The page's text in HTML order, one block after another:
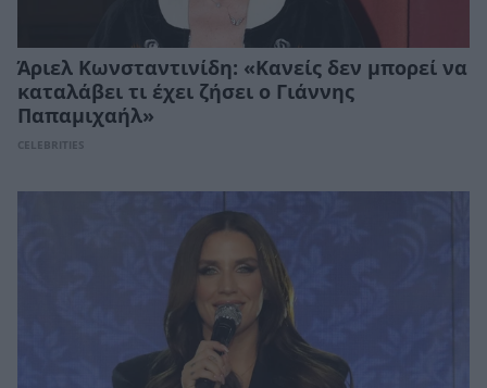
Άριελ Κωνσταντινίδη: «Κανείς δεν μπορεί να
καταλάβει τι έχει ζήσει ο Γιάννης
Παπαμιχαήλ»
CELEBRITIES